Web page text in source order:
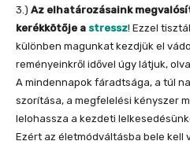
3.) Az elhatározásaink
kerékkötője a stressz! Ezzel
különben magunkat kezdjük el
reményeinkről idővel úgy látjuk,
A mindennapok fáradtsága, a túl
szorítása, a megfelelési kényszer
lelohassza a kezdeti
Ezért az életmódváltásba bele kell